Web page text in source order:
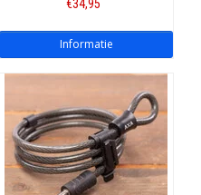
€34,95
Informatie